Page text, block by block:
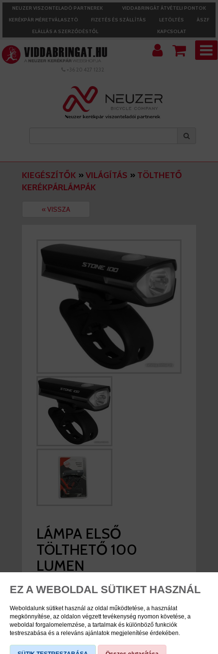
EZ A WEBOLDAL SÜTIKET HASZNÁL
Weboldalunk sütiket használ az oldal működtetése, a használat
megkönnyítése, az oldalon végzett tevékenység nyomon követése, a
weboldal forgalomelemzése, a tartalmak és különböző funkciók
testreszabása és a releváns ajánlatok megjelenítése érdekében.
NEUZER VISZONTELADÓ PARTNEREK
VIDDABRINGÁT ÁTVÉTELI PONTOK
KERÉKPÁR MÉRETVÁLASZTÓ
FIZETÉS ÉS SZÁLLÍTÁS LETÖLTÉS
ÁSZF
ELÁLLÁS A SZERZŐDÉSTŐL
KAPCSOLAT
+36 20 427 1232
KIEGÉSZÍTŐK »VILÁGÍTÁS » TÖLTHETŐ
KERÉKPÁRLÁMPÁK
« VISSZA
LÁMPA ELSŐ
TÖLTHETŐ 100
LUMEN
viddabringat ár:3.490 Ft
nincs raktáron
TERMÉK SPECIFIKÁCIÓK